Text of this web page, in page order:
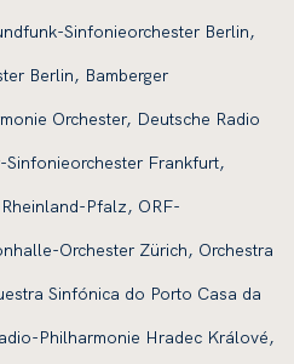
Sinfonieorchester Berlin,
Berlin, Bamberger
Orchester, Deutsche Radio
Sinfonieorchester Frankfurt,
Pfalz, ORF-
Orchester Zürich, Orchestra
Sinfónica do Porto Casa da
Philharmonie Hradec Králové,